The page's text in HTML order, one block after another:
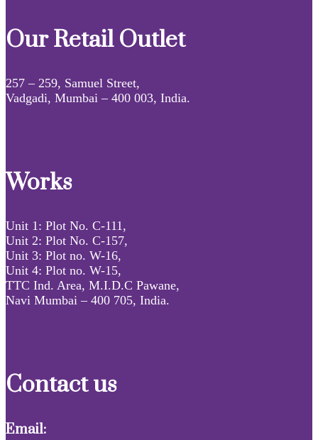
Our Retail Outlet
257 – 259, Samuel Street,
Vadgadi, Mumbai – 400 003, India.
Works
Unit 1: Plot No. C-111,
Unit 2: Plot No. C-157,
Unit 3: Plot no. W-16,
Unit 4: Plot no. W-15,
TTC Ind. Area, M.I.D.C Pawane,
Navi Mumbai – 400 705, India.
Contact us
Email: